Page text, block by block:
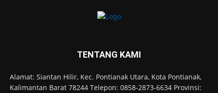
TENTANG KAMI
Alamat: Siantan Hilir, Kec. Pontianak Utara, Kota Pontianak,
Kalimantan Barat 78244 Telepon: 0858-2873-6634 Provinsi: